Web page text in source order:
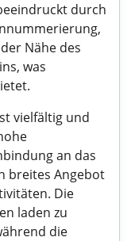
durch
Nähe des
was
vielfältig und
an das
breites Angebot
Die
laden zu
die